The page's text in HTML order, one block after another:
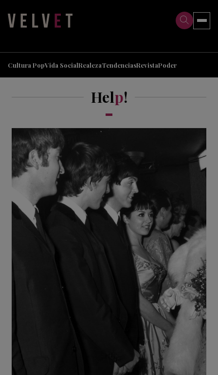
Cultura PopVida SocialRealezaTendenciasRevistaPoder
Help!